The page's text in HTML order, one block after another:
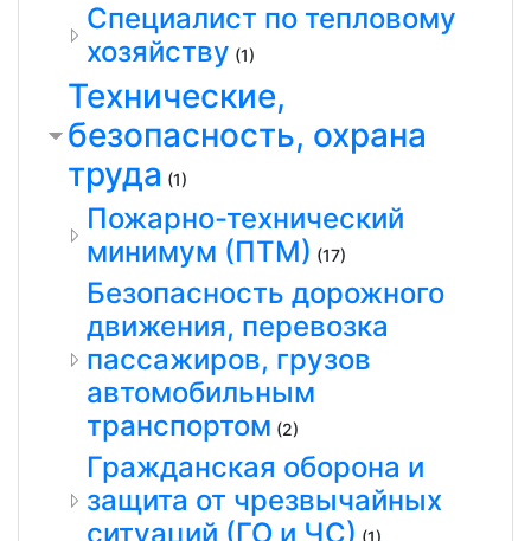
Специалист по тепловому
хозяйству (1)
Технические,
безопасность, охрана
труда (1)
Пожарно-технический
минимум (ПТМ) (17)
Безопасность дорожного
движения, перевозка
пассажиров, грузов
автомобильным
транспортом (2)
Гражданская оборона и
защита от чрезвычайных
ситуаций (ГО и ЧС) (1)